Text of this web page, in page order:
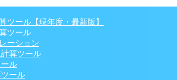
ツール【現年度・最新版】
ツール
ーション
算ツール
ル
ツール